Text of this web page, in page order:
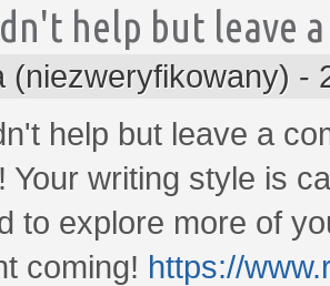
help but leave a
(niezweryfikowany) -
help but leave a
Your writing style is
to explore more of
coming! https://